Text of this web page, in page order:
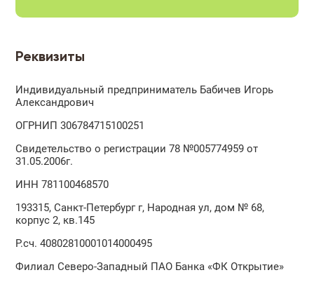
Реквизиты
Индивидуальный предприниматель Бабичев Игорь
Александрович
ОГРНИП 306784715100251
Свидетельство о регистрации 78 №005774959 от
31.05.2006г.
ИНН 781100468570
193315, Санкт-Петербург г, Народная ул, дом № 68,
корпус 2, кв.145
Р.сч. 40802810001014000495
Филиал Северо-Западный ПАО Банка «ФК Открытие»